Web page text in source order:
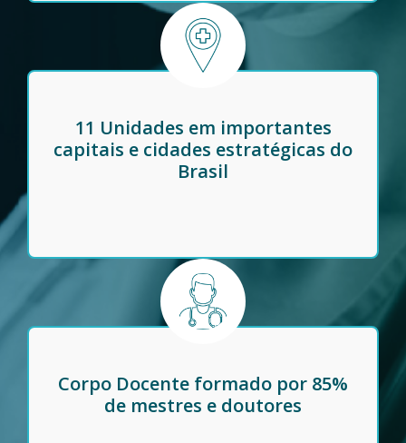
11 Unidades em importantes
capitais e cidades estratégicas do
Brasil
Corpo Docente formado por 85%
de mestres e doutores